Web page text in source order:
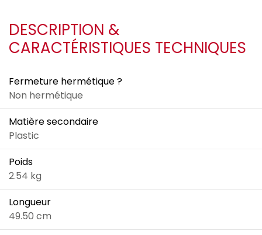
DESCRIPTION &
CARACTÉRISTIQUES TECHNIQUES
Fermeture hermétique ?
Non hermétique
Matière secondaire
Plastic
Poids
2.54 kg
Longueur
49.50 cm